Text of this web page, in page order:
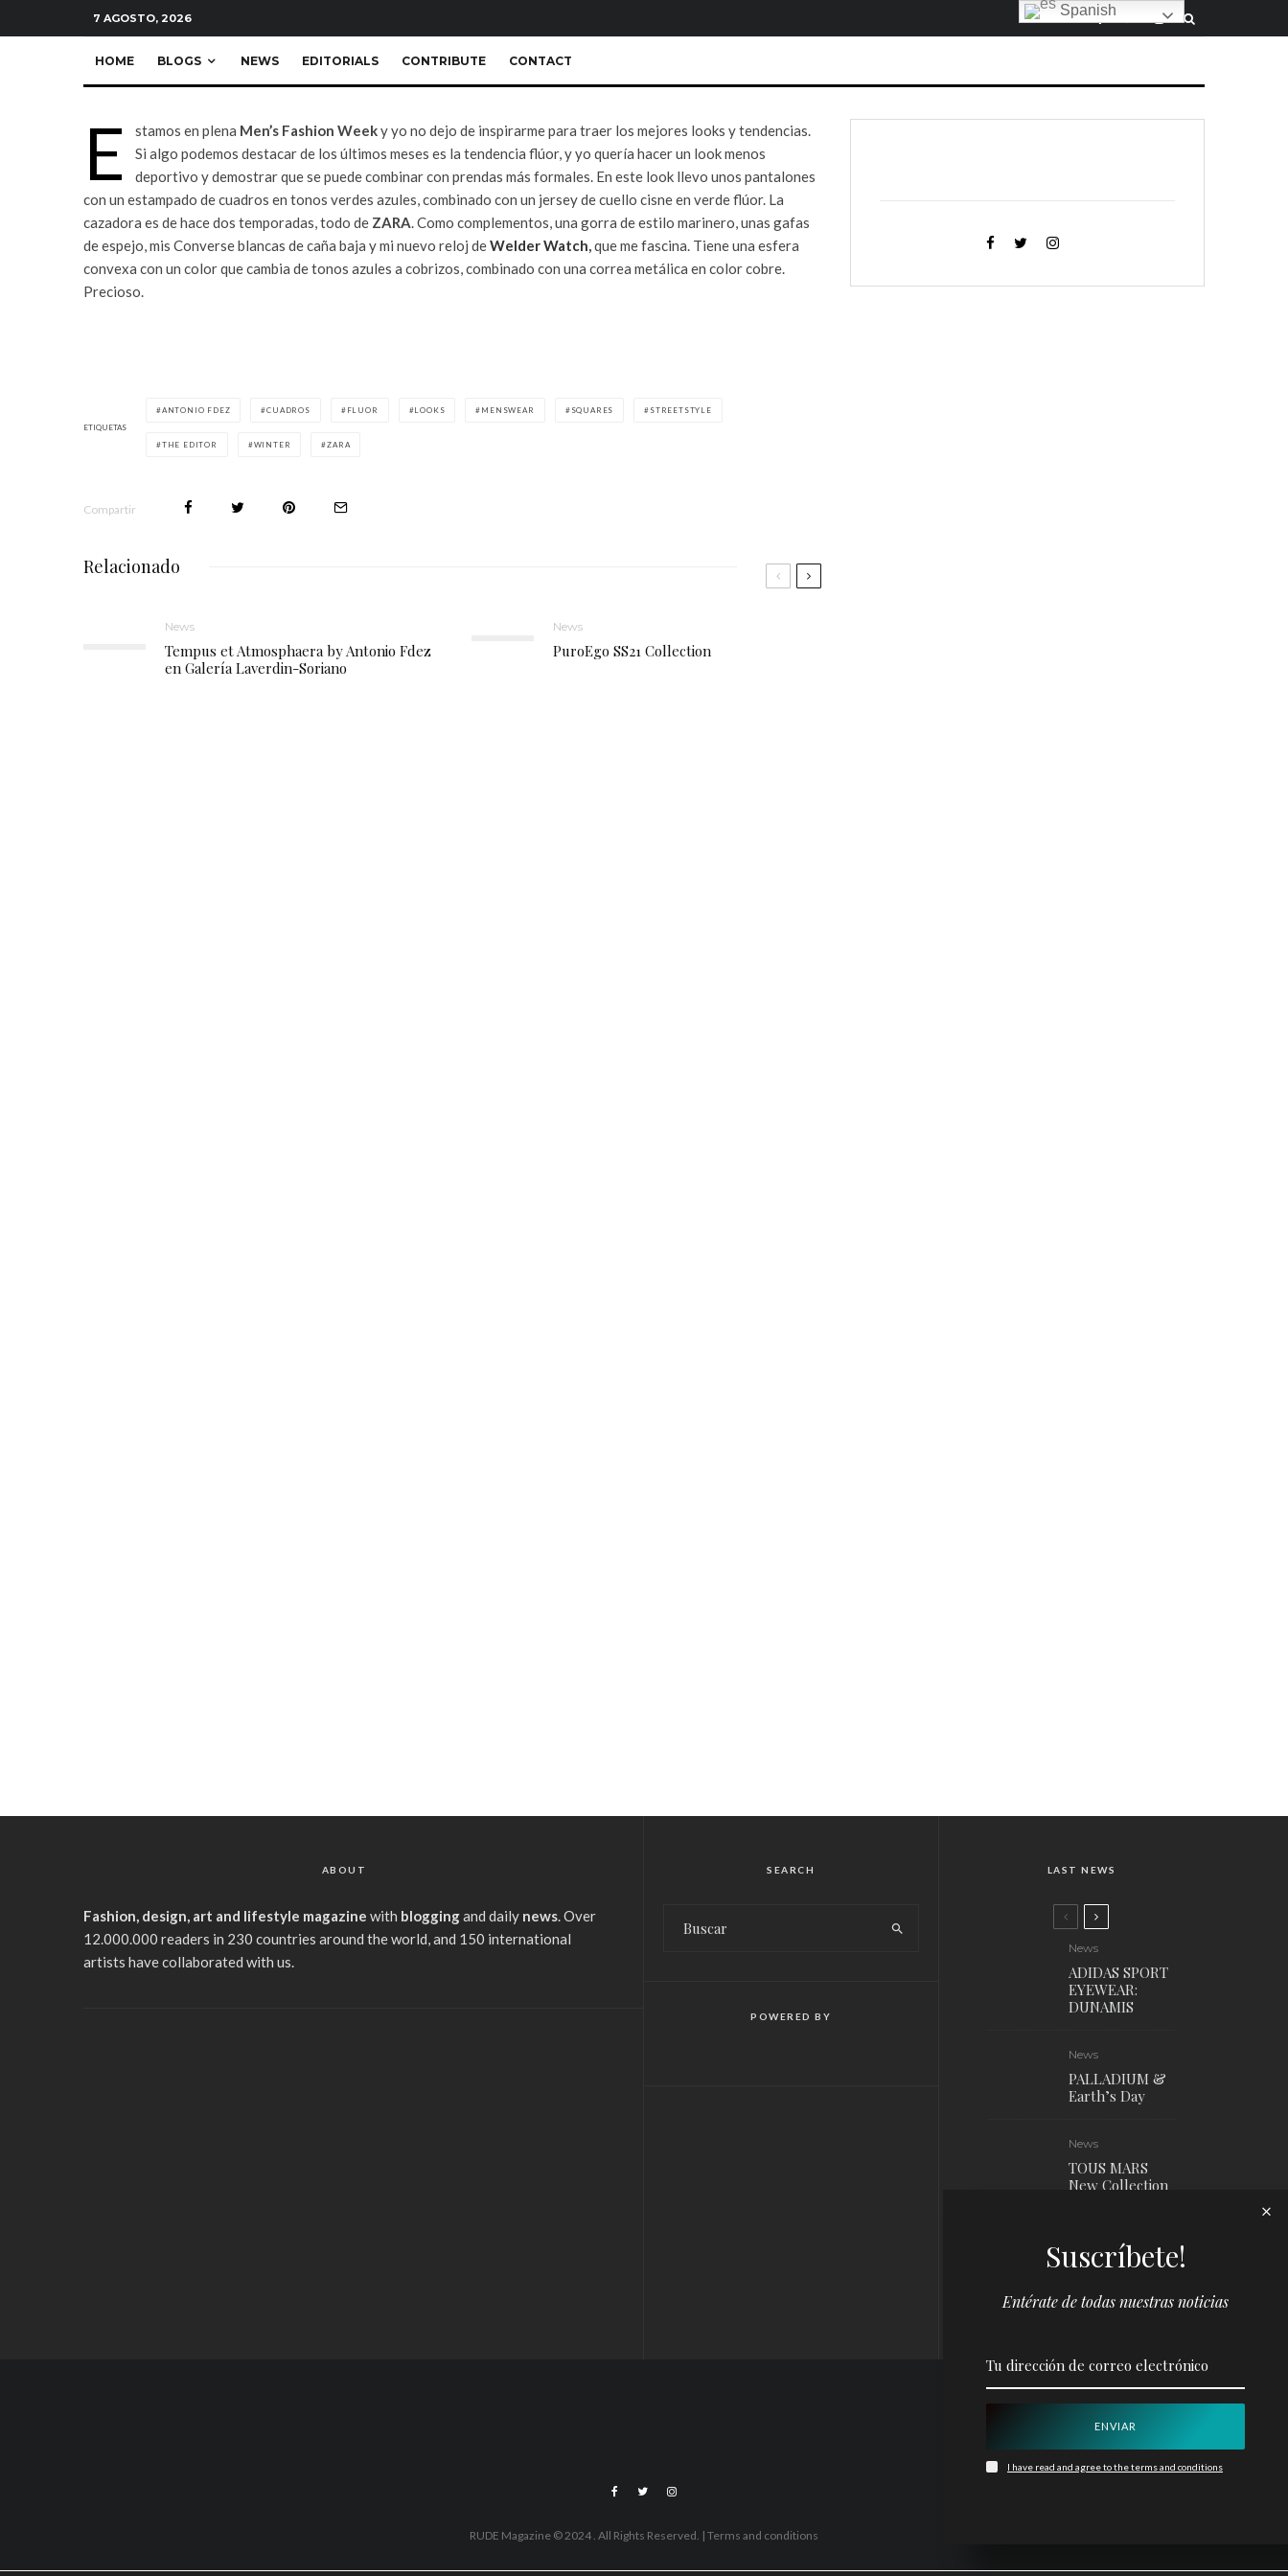
7 AGOSTO, 2026
HOME BLOGS NEWS EDITORIALS CONTRIBUTE CONTACT
E stamos en plena Men’s Fashion Weeky yo no dejo de inspirarme para traer los mejores looks y tendencias.
Si algo podemos destacar de los últimos meses es la tendencia flúor, y yo quería hacer un look menos
deportivo y demostrar que se puede combinar con prendas más formales. En este look llevo unos pantalones
con un estampado de cuadros en tonos verdes azules, combinado con un jersey de cuello cisne en verde flúor. La
cazadora es de hace dos temporadas, todo de ZARA. Como complementos, una gorra de estilo marinero, unas gafas
de espejo, mis Converse blancas de caña baja y mi nuevo reloj deWelder Watch,que me fascina. Tiene una esfera
convexa con un color que cambia de tonos azules a cobrizos, combinado con una correa metálica en color cobre.
Precioso.
ETIQUETAS
ANTONIO FDEZ CUADROS FLUOR LOOKS MENSWEAR SQUARES STREETSTYLE
THE EDITOR WINTER ZARA
Compartir
Relacionado
News
Tempus et Atmosphaera by Antonio Fdez
en Galería Laverdin-Soriano
News
PuroEgo SS21 Collection
ABOUT
Fashion, design, art and lifestyle magazine with bloggingand daily news. Over
12.000.000 readers in 230 countries around the world, and 150 international
artists have collaborated with us.
SEARCH
POWERED BY
LAST NEWS
News
ADIDAS SPORT
EYEWEAR:
DUNAMIS
News
PALLADIUM &
Earth’s Day
News
TOUS MARS
New Collection
Louis Vuitton x
Campaign
RUDE Magazine © 2024 . All Rights Reserved. | Terms and conditions
Suscríbete!
Entérate de todas nuestras noticias
I have read and agree to the terms and conditions
Spanish